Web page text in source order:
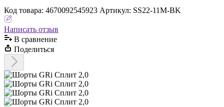
Код товара: 4670092545923 Артикул: SS22-11M-BK
Написать отзыв
В сравнениe
Поделиться